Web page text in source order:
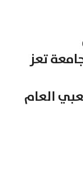
تعز
العام